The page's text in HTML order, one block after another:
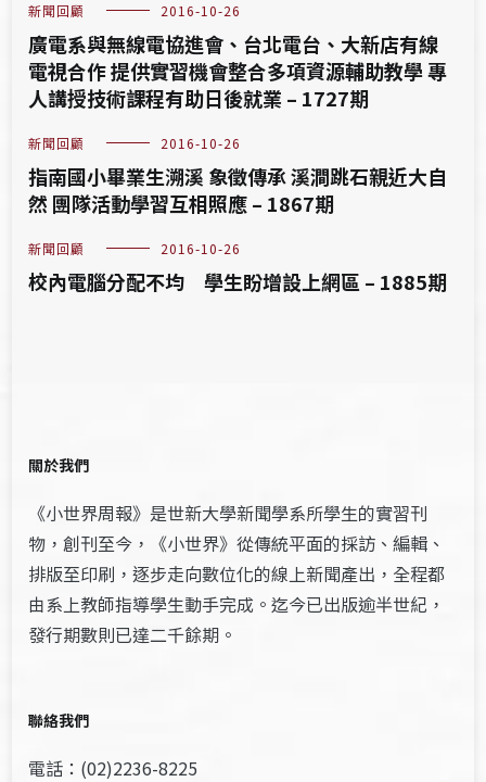
新聞回顧 2016-10-26
廣電系與無線電協進會、台北電台、大新店有線
電視合作 提供實習機會整合多項資源輔助教學 專
人講授技術課程有助日後就業 – 1727期
新聞回顧 2016-10-26
指南國小畢業生溯溪 象徵傳承 溪澗跳石親近大自
然 團隊活動學習互相照應 – 1867期
新聞回顧 2016-10-26
校內電腦分配不均 學生盼增設上網區 – 1885期
關於我們
《小世界周報》是世新大學新聞學系所學生的實習刊
物，創刊至今，《小世界》從傳統平面的採訪、編輯、
排版至印刷，逐步走向數位化的線上新聞產出，全程都
由系上教師指導學生動手完成。迄今已出版逾半世紀，
發行期數則已達二千餘期。
聯絡我們
電話：(02)2236-8225